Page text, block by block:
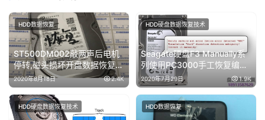
ST500DM002敲两声后电机
停转,磁头损坏开盘数据恢复成
功
2020年8月18日 2.4K
HDD数据恢复
Seagate硬盘F3 Manually系
列使用PC3000手工恢复编译
器进行数据恢复
2020年7月29日 1.9K
HDD硬盘数据恢复技术
HDD硬盘数据恢复技术 HDD数据恢复